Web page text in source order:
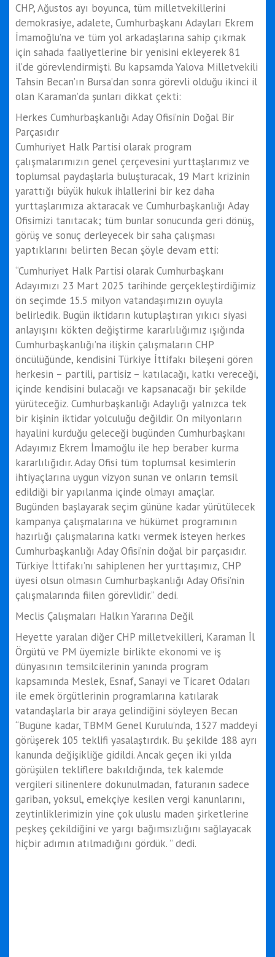
CHP, Ağustos ayı boyunca, tüm milletvekillerini
demokrasiye, adalete, Cumhurbaşkanı Adayları Ekrem
İmamoğlu’na ve tüm yol arkadaşlarına sahip çıkmak
için sahada faaliyetlerine bir yenisini ekleyerek 81
il’de görevlendirmişti. Bu kapsamda Yalova Milletvekili
Tahsin Becan’ın Bursa’dan sonra görevli olduğu ikinci il
olan Karaman’da şunları dikkat çekti:
Herkes Cumhurbaşkanlığı Aday Ofisi’nin Doğal Bir
Parçasıdır
Cumhuriyet Halk Partisi olarak program
çalışmalarımızın genel çerçevesini yurttaşlarımız ve
toplumsal paydaşlarla buluşturacak, 19 Mart krizinin
yarattığı büyük hukuk ihlallerini bir kez daha
yurttaşlarımıza aktaracak ve Cumhurbaşkanlığı Aday
Ofisimizi tanıtacak; tüm bunlar sonucunda geri dönüş,
görüş ve sonuç derleyecek bir saha çalışması
yaptıklarını belirten Becan şöyle devam etti:
“Cumhuriyet Halk Partisi olarak Cumhurbaşkanı
Adayımızı 23 Mart 2025 tarihinde gerçekleştirdiğimiz
ön seçimde 15.5 milyon vatandaşımızın oyuyla
belirledik. Bugün iktidarın kutuplaştıran yıkıcı siyasi
anlayışını kökten değiştirme kararlılığımız ışığında
Cumhurbaşkanlığı’na ilişkin çalışmaların CHP
öncülüğünde, kendisini Türkiye İttifakı bileşeni gören
herkesin – partili, partisiz – katılacağı, katkı vereceği,
içinde kendisini bulacağı ve kapsanacağı bir şekilde
yürüteceğiz. Cumhurbaşkanlığı Adaylığı yalnızca tek
bir kişinin iktidar yolculuğu değildir. On milyonların
hayalini kurduğu geleceği bugünden Cumhurbaşkanı
Adayımız Ekrem İmamoğlu ile hep beraber kurma
kararlılığıdır. Aday Ofisi tüm toplumsal kesimlerin
ihtiyaçlarına uygun vizyon sunan ve onların temsil
edildiği bir yapılanma içinde olmayı amaçlar.
Bugünden başlayarak seçim gününe kadar yürütülecek
kampanya çalışmalarına ve hükümet programının
hazırlığı çalışmalarına katkı vermek isteyen herkes
Cumhurbaşkanlığı Aday Ofisi’nin doğal bir parçasıdır.
Türkiye İttifakı’nı sahiplenen her yurttaşımız, CHP
üyesi olsun olmasın Cumhurbaşkanlığı Aday Ofisi’nin
çalışmalarında fiilen görevlidir.” dedi.
Meclis Çalışmaları Halkın Yararına Değil
Heyette yaralan diğer CHP milletvekilleri, Karaman İl
Örgütü ve PM üyemizle birlikte ekonomi ve iş
dünyasının temsilcilerinin yanında program
kapsamında Meslek, Esnaf, Sanayi ve Ticaret Odaları
ile emek örgütlerinin programlarına katılarak
vatandaşlarla bir araya gelindiğini söyleyen Becan
“Bugüne kadar, TBMM Genel Kurulu’nda, 1327 maddeyi
görüşerek 105 teklifi yasalaştırdık. Bu şekilde 188 ayrı
kanunda değişikliğe gidildi. Ancak geçen iki yılda
görüşülen tekliflere bakıldığında, tek kalemde
vergileri silinenlere dokunulmadan, faturanın sadece
gariban, yoksul, emekçiye kesilen vergi kanunlarını,
zeytinliklerimizin yine çok uluslu maden şirketlerine
peşkeş çekildiğini ve yargı bağımsızlığını sağlayacak
hiçbir adımın atılmadığını gördük. ” dedi.